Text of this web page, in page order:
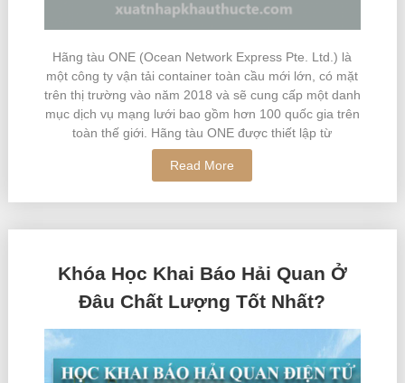
Hãng tàu ONE (Ocean Network Express Pte. Ltd.) là
một công ty vận tải container toàn cầu mới lớn, có mặt
trên thị trường vào năm 2018 và sẽ cung cấp một danh
mục dịch vụ mạng lưới bao gồm hơn 100 quốc gia trên
toàn thế giới. Hãng tàu ONE được thiết lập từ
Read More
Khóa Học Khai Báo Hải Quan Ở
Đâu Chất Lượng Tốt Nhất?